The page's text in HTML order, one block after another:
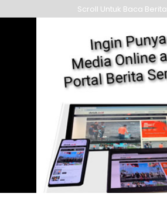
to
Scroll Untuk Baca Berita